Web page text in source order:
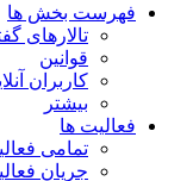
فهرست بخش ها
تالارهای
قوانین
کاربران
بیشتر
فعالیت ها
تمامی
جریان